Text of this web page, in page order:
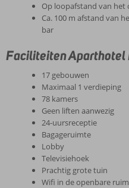
Op loopafstand van het
Ca. 100 m afstand van
bar
Faciliteiten Aparthotel
17 gebouwen
Maximaal 1 verdieping
78 kamers
Geen liften aanwezig
24-uursreceptie
Bagageruimte
Lobby
Televisiehoek
Prachtig grote tuin
Wifi in de openbare